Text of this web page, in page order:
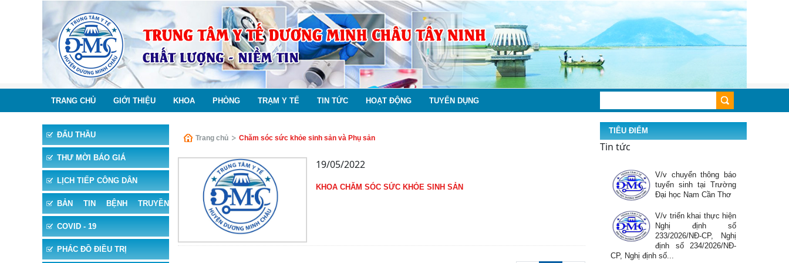
TRANG CHỦ GIỚI THIỆU KHOA PHÒNG TRẠM Y TẾ TIN TỨC HOẠT ĐỘNG TUYỂN DỤNG
ĐẤU THẦU
THƯ MỜI BÁO GIÁ
LỊCH TIẾP CÔNG DÂN
BẢN TIN BỆNH TRUYỀN
NHIỄM
COVID - 19
PHÁC ĐỒ ĐIỀU TRỊ
Trang chủ Chăm sóc sức khỏe sinh sản và Phụ sản
19/05/2022
KHOA CHĂM SÓC SỨC KHỎE SINH SẢN
TIÊU ĐIỂM
Tin tức
cứu hộ theo Nghị
Quyết số...
Hưởng ứng tuần lễ
nuôi con bằng sữa mẹ
sửa chữa và thay thế
linh kiện máy xét
nghiệm sinh hóa tự
động Global 240, hãng...
vận động thanh toán
V/v chuyển thông báo
tuyển sinh tại Trường
Đại học Nam Cần Thơ
V/v triển khai thực hiện
Nghị định số
233/2026/NĐ-CP, Nghị
định số 234/2026/NĐ-
CP, Nghị định số...